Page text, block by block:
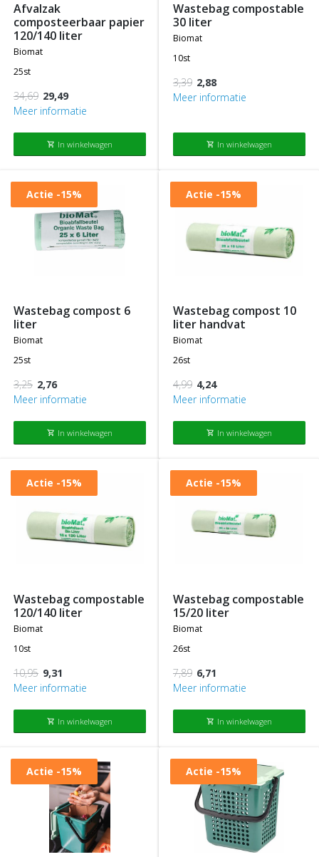
afvalzak
composteerbaar papier
120/140 liter
biomat
25st
34,69 29,49
Meer informatie
shopping_cart In winkelwagen
wastebag compostable
30 liter
biomat
10st
3,39 2,88
Meer informatie
shopping_cart In winkelwagen
Actie -15%
wastebag compost 6
liter
biomat
25st
3,25 2,76
Meer informatie
shopping_cart In winkelwagen
Actie -15%
wastebag compost 10
liter handvat
biomat
26st
4,99 4,24
Meer informatie
shopping_cart In winkelwagen
Actie -15%
wastebag compostable
120/140 liter
biomat
10st
10,95 9,31
Meer informatie
shopping_cart In winkelwagen
Actie -15%
wastebag compostable
15/20 liter
biomat
26st
7,89 6,71
Meer informatie
shopping_cart In winkelwagen
Actie -15% Actie -15%